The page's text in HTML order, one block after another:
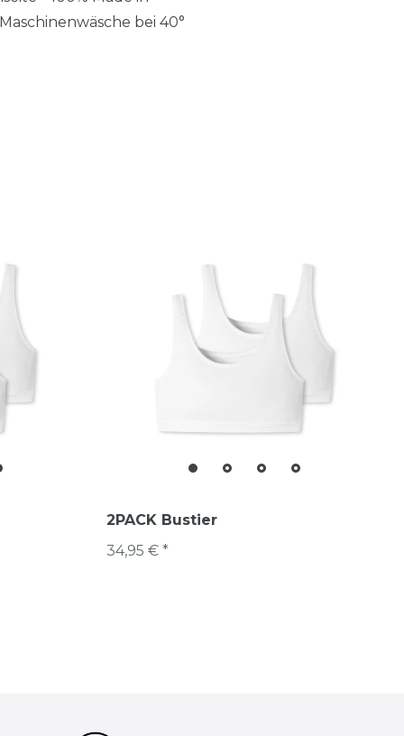
bei 40°
2PACK Bustier
34,95 € *